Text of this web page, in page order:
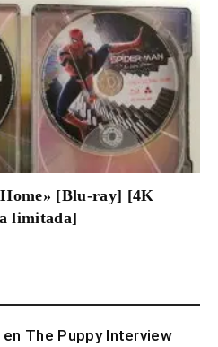
[Blu-ray] [4K
limitada]
The Puppy Interview